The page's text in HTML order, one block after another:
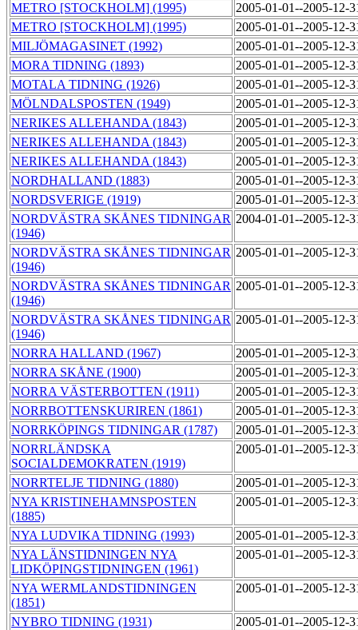
METRO [STOCKHOLM] (1995)
2005-01-01--2005-12-
METRO [STOCKHOLM] (1995)
2005-01-01--2005-12-
MILJÖMAGASINET (1992)
2005-01-01--2005-12-
MORA TIDNING (1893)
2005-01-01--2005-12-
MOTALA TIDNING (1926)
2005-01-01--2005-12-
MÖLNDALSPOSTEN (1949)
2005-01-01--2005-12-
NERIKES ALLEHANDA (1843)
2005-01-01--2005-12-
NERIKES ALLEHANDA (1843)
2005-01-01--2005-12-
NERIKES ALLEHANDA (1843)
2005-01-01--2005-12-
NORDHALLAND (1883)
2005-01-01--2005-12-
NORDSVERIGE (1919)
2005-01-01--2005-12-
NORDVÄSTRA SKÅNES TIDNINGAR
(1946)
2004-01-01--2005-12-
NORDVÄSTRA SKÅNES TIDNINGAR
(1946)
2005-01-01--2005-12-
NORDVÄSTRA SKÅNES TIDNINGAR
(1946)
2005-01-01--2005-12-
NORDVÄSTRA SKÅNES TIDNINGAR
(1946)
2005-01-01--2005-12-
NORRA HALLAND (1967)
2005-01-01--2005-12-
NORRA SKÅNE (1900)
2005-01-01--2005-12-
NORRA VÄSTERBOTTEN (1911)
2005-01-01--2005-12-
NORRBOTTENSKURIREN (1861)
2005-01-01--2005-12-
NORRKÖPINGS TIDNINGAR (1787)
2005-01-01--2005-12-
NORRLÄNDSKA
SOCIALDEMOKRATEN (1919)
2005-01-01--2005-12-
NORRTELJE TIDNING (1880)
2005-01-01--2005-12-
NYA KRISTINEHAMNSPOSTEN
(1885)
2005-01-01--2005-12-
NYA LUDVIKA TIDNING (1993)
2005-01-01--2005-12-
NYA LÄNSTIDNINGEN NYA
LIDKÖPINGSTIDNINGEN (1961)
2005-01-01--2005-12-
NYA WERMLANDSTIDNINGEN
(1851)
2005-01-01--2005-12-
NYBRO TIDNING (1931)
2005-01-01--2005-12-